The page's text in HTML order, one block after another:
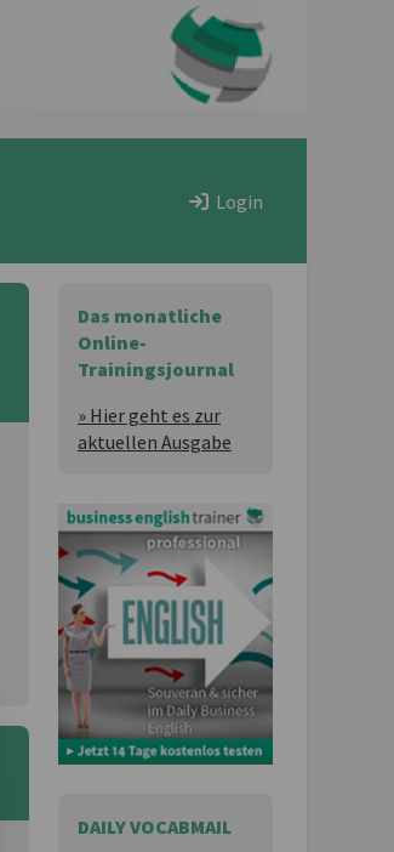
Login
Das monatliche
Online-
Trainingsjournal
» Hier geht es zur
aktuellen Ausgabe
DAILY VOCABMAIL